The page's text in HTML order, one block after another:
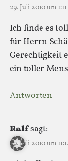
29. Juli 2010 um
Ich finde es
für Herrn
Gerechtigkeit
ein toller
Antworten
Ralfsagt:
29. Juli 2010 um